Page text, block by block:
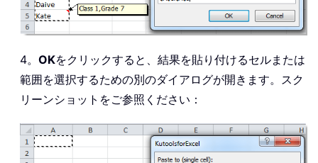
4。 OKをクリックすると、結果を貼り付けるセルまたは
範囲を選択するための別のダイアログが開きます。スク
リーンショットをご参照ください：